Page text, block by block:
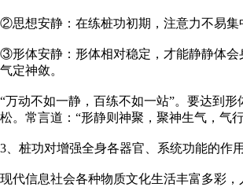
②思想安静：在练桩功初期，注意力不易集
③形体安静：形体相对稳定，才能静静体会
气定神敛。
“万动不如一静，百练不如一站”。要达到
松。常言道：“形静则神聚，聚神生气，气
3、桩功对增强全身各器官、系统功能的作用
现代信息社会各种物质文化生活丰富多彩